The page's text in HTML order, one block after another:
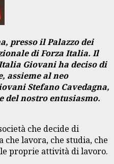
presso il Palazzo dei
di Forza Italia. Il
Giovani ha deciso di
assieme al neo
Stefano Cavedagna,
del nostro entusiasmo.
che decide di
lavora, che studia, che
proprie attività di lavoro.